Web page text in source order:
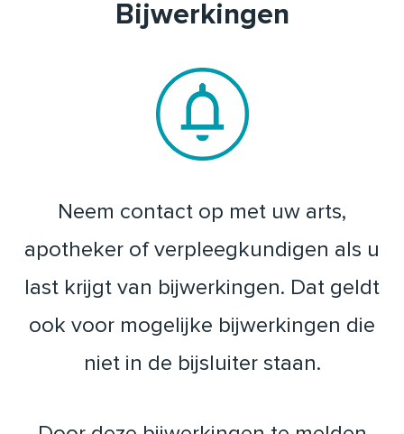
Bijwerkingen
Neem contact op met uw arts,
apotheker of verpleegkundigen als u
last krijgt van bijwerkingen. Dat geldt
ook voor mogelijke bijwerkingen die
niet in de bijsluiter staan.